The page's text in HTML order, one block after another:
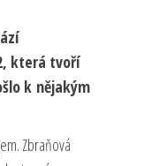
která tvoří
k nějakým
Zbraňová